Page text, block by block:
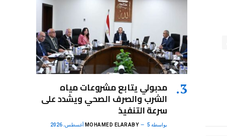
مدبولي يتابع مشروعات مياه
الشرب والصرف الصحي ويشدد على
سرعة التنفيذ
بواسطة MOHAMED ELARABY 5 أغسطس، 2026